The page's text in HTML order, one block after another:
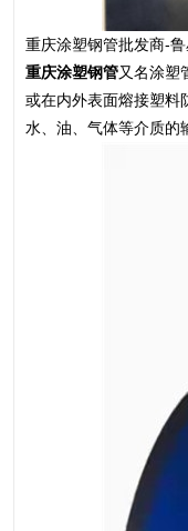
重庆涂塑钢管批发商-
重庆涂塑钢管又名涂塑
或在内外表面熔接塑料
水、油、气体等介质的